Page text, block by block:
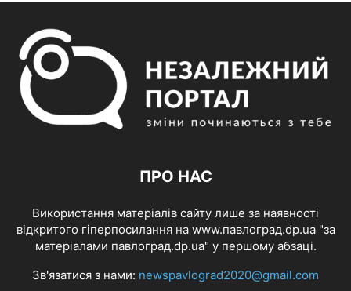
ПРО НАС
Використання матеріалів сайту лише за наявності
відкритого гіперпосилання на www.павлоград.dp.ua "за
матеріалами павлоград.dp.ua" у першому абзаці.
Зв'язатися з нами: newspavlograd2020@gmail.com